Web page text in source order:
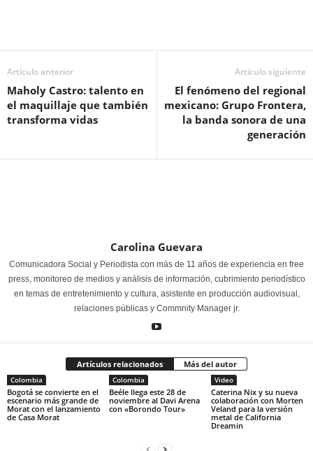
Artículo anterior
Maholy Castro: talento en
el maquillaje que también
transforma vidas
Artículo siguiente
El fenómeno del regional
mexicano: Grupo Frontera,
la banda sonora de una
generación
Carolina Guevara
Comunicadora Social y Periodista con más de 11 años de experiencia en free
press, monitoreo de medios y análisis de información, cubrimiento periodístico
en temas de entretenimiento y cultura, asistente en producción audiovisual,
relaciones públicas y Commnity Manager jr.
Artículos relacionados Más del autor
Colombia
Bogotá se convierte en el
escenario más grande de
Morat con el lanzamiento
de Casa Morat
Colombia
Beéle llega este 28 de
noviembre al Davi Arena
con «Borondo Tour»
Video
Caterina Nix y su nueva
colaboración con Morten
Veland para la versión
metal de California
Dreamin